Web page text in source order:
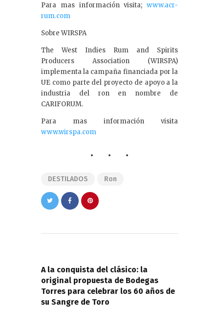
Para mas información visita; www.acr-
rum.com
Sobre WIRSPA
The West Indies Rum and Spirits
Producers Association (WIRSPA)
implementa la campaña financiada por la
UE como parte del proyecto de apoyo a la
industria del ron en nombre de
CARIFORUM.
Para mas información visita
www.wirspa.com
DESTILADOS Ron
entradas
A la conquista del clásico: la
original propuesta de Bodegas
Torres para celebrar los 60 años de
su Sangre de Toro